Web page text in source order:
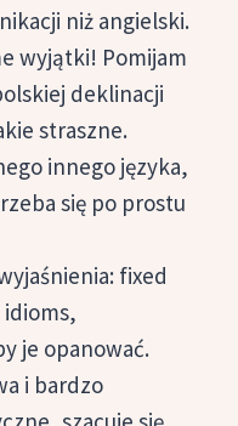
niż angielski.
wyjątki! Pomijam
deklinacji
straszne.
innego języka,
się po prostu
fixed
je opanować.
i bardzo